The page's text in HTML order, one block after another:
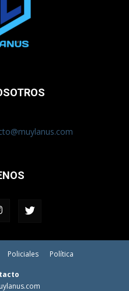
Policiales Política